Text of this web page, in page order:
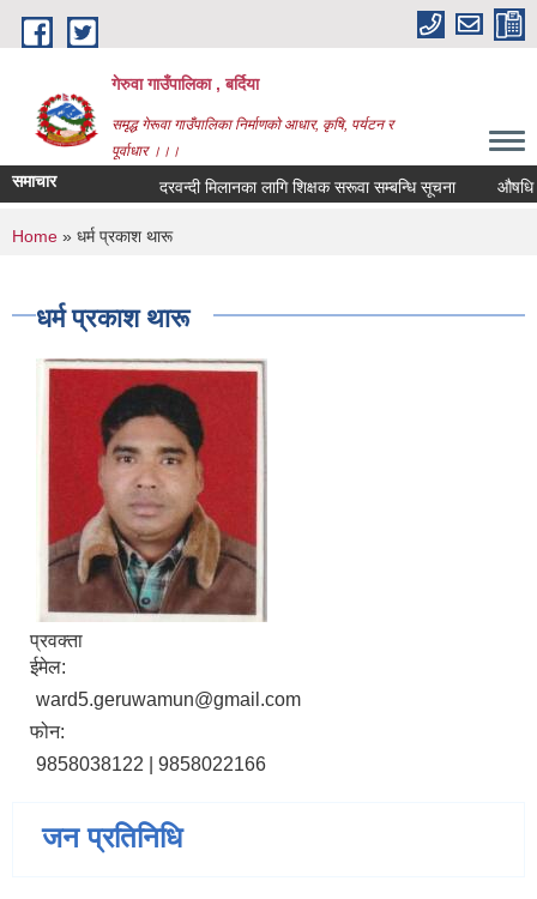
Skip to main content
गेरुवा गाउँपालिका , बर्दिया
समृद्ध गेरूवा गाउँपालिका निर्माणको आधार, कृषि, पर्यटन र
पूर्वाधार ।।।
समाचार दरवन्दी मिलानका लागि शिक्षक सरूवा सम्बन्धि सूचना औषधि
You are here
Home » धर्म प्रकाश थारू
धर्म प्रकाश थारू
प्रवक्ता
ईमेल:
ward5.geruwamun@gmail.com
फोन:
9858038122 | 9858022166
जन प्रतिनिधि